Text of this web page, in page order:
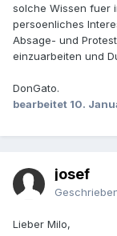
solche Wissen fuer
persoenliches
Absage- und
einzuarbeiten und
DonGato.
bearbeitet 10.
josef
Lieber Milo,